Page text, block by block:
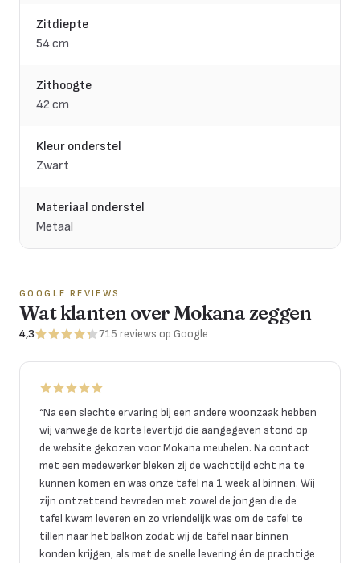
Zitdiepte
54 cm
Zithoogte
42 cm
Kleur onderstel
Zwart
Materiaal onderstel
Metaal
GOOGLE REVIEWS
Wat klanten over Mokana zeggen
4,3 715 reviews op Google
“Na een slechte ervaring bij een andere woonzaak hebben
wij vanwege de korte levertijd die aangegeven stond op
de website gekozen voor Mokana meubelen. Na contact
met een medewerker bleken zij de wachttijd echt na te
kunnen komen en was onze tafel na 1 week al binnen. Wij
zijn ontzettend tevreden met zowel de jongen die de
tafel kwam leveren en zo vriendelijk was om de tafel te
tillen naar het balkon zodat wij de tafel naar binnen
konden krijgen, als met de snelle levering én de prachtige